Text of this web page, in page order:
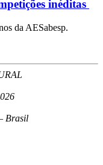
inéditas
da AESabesp.
Brasil